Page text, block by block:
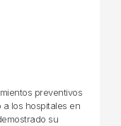
preventivos
los hospitales en
su